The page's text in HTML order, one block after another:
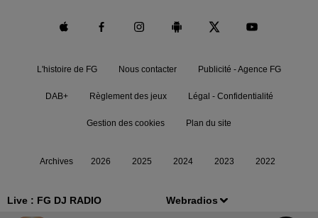
Live : FG DJ RADIO Webradios
L'histoire de FG Nous contacter Publicité - Agence FG
DAB+ Règlement des jeux Légal - Confidentialité
Gestion des cookies Plan du site
Archives 2026 2025 2024 2023 2022